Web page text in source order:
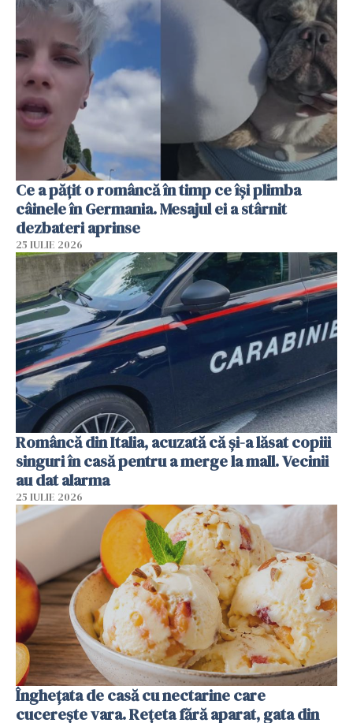
Ce a pățit o româncă în timp ce își plimba
câinele în Germania. Mesajul ei a stârnit
dezbateri aprinse
25 IULIE 2026
Româncă din Italia, acuzată că și-a lăsat copiii
singuri în casă pentru a merge la mall. Vecinii
au dat alarma
25 IULIE 2026
Înghețata de casă cu nectarine care
cucerește vara. Rețeta fără aparat, gata din